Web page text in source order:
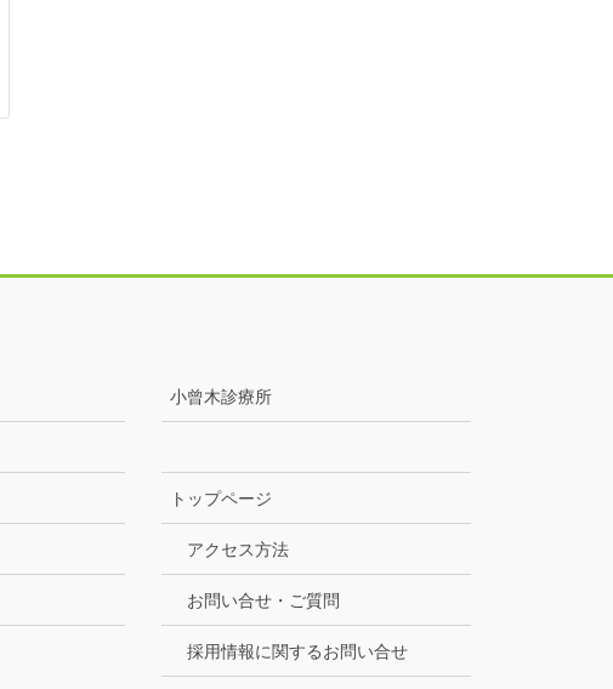
小曾木診療所
トップページ
アクセス方法
お問い合せ・ご質問
採用情報に関するお問い合せ